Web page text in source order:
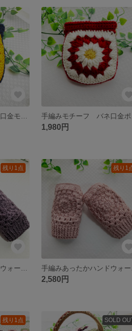
1,980円
残り1点 残り1
2,580円
残り1点 SOLD